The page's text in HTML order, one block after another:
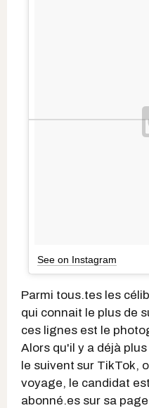
See on Instagram
Parmi tous.tes les
qui connait le plus de
ces lignes est le
Alors qu'il y a déjà
le suivent sur TikTok,
voyage, le candidat
abonné.es sur sa